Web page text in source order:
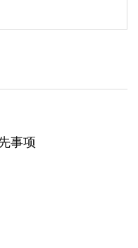
口增长50.7%